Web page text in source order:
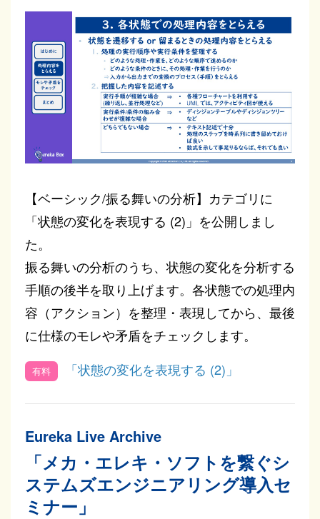
【ベーシック/振る舞いの分析】カテゴリに
「状態の変化を表現する (2)」を公開しまし
た。
振る舞いの分析のうち、状態の変化を分析する
手順の後半を取り上げます。各状態での処理内
容（アクション）を整理・表現してから、最後
に仕様のモレや矛盾をチェックします。
「状態の変化を表現する (2)」
Eureka Live Archive
「メカ・エレキ・ソフトを繋ぐシ
ステムズエンジニアリング導入セ
ミナー」